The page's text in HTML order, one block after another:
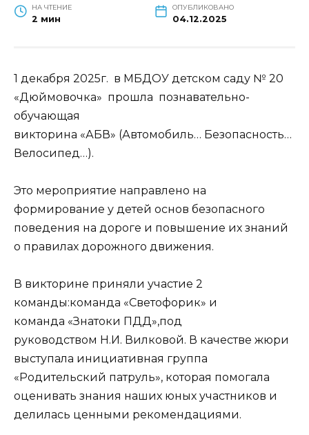
НА ЧТЕНИЕ
2 мин
ОПУБЛИКОВАНО
04.12.2025
1 декабря 2025г. в МБДОУ детском саду № 20
«Дюймовочка» прошла познавательно-
обучающая
викторина «АБВ» (Автомобиль… Безопасность…
Велосипед…).
Это мероприятие направлено на
формирование у детей основ безопасного
поведения на дороге и повышение их знаний
о правилах дорожного движения.
В викторине приняли участие 2
команды:команда «Светофорик» и
команда «Знатоки ПДД»,под
руководством Н.И. Вилковой. В качестве жюри
выступала инициативная группа
«Родительский патруль», которая помогала
оценивать знания наших юных участников и
делилась ценными рекомендациями.